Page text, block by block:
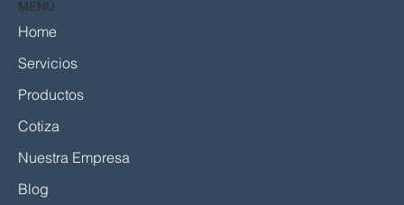
Home
Servicios
Productos
Cotiza
Nuestra Empresa
Blog
MENÚ: